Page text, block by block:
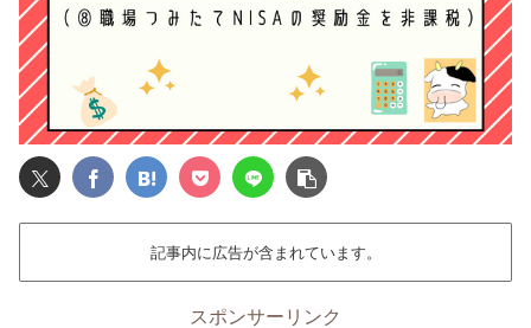
記事内に広告が含まれています。
スポンサーリンク